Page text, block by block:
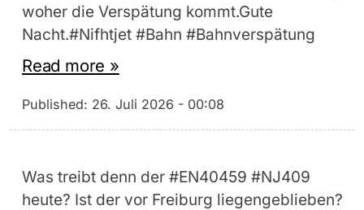
woher die Verspätung kommt.Gute
Nacht.#Nifhtjet #Bahn #Bahnverspätung
Read more »
Published: 26. Juli 2026 - 00:08
Was treibt denn der #EN40459 #NJ409
heute? Ist der vor Freiburg liegengeblieben?